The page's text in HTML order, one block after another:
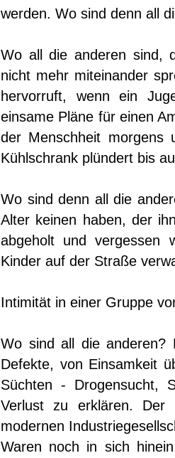
werden. Wo sind denn all
Wo all die anderen sind,
nicht mehr miteinander
hervorruft, wenn ein
einsame Pläne für einen
der Menschheit
Kühlschrank plündert bis
Wo sind denn all die
Alter keinen haben, der
abgeholt und vergessen
Kinder auf der Straße
Intimität in einer Gruppe
Wo sind all die anderen?
Defekte, von Einsamkeit
Süchten - Drogensucht,
Verlust zu erklären. Der
modernen
Waren noch in sich